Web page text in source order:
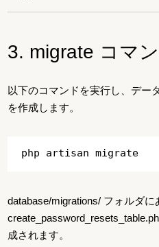
3. migrate コマ
以下のコマンドを実行し、デー
を作成します。
database/migrations/ フォルダに
成されます。